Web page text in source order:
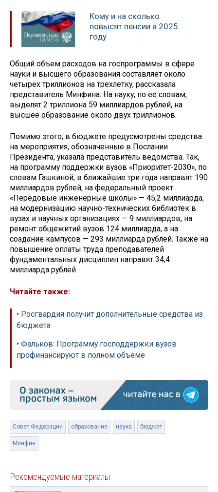
Кому и на сколько
повысят пенсии в 2025
году
Общий объем расходов на госпрограммы в сфере
науки и высшего образования составляет около
четырех триллионов на трехлетку, рассказала
представитель Минфина. На науку, по ее словам,
выделят 2 триллиона 59 миллиардов рублей, на
высшее образование около двух триллионов.
Помимо этого, в бюджете предусмотрены средства
на мероприятия, обозначенные в Послании
Президента, указала представитель ведомства. Так,
на программу поддержки вузов «Приоритет-2030», по
словам Гашкиной, в ближайшие три года направят 190
миллиардов рублей, на федеральный проект
«Передовые инженерные школы» — 45,2 миллиарда,
на модернизацию научно-технических библиотек в
вузах и научных организациях — 9 миллиардов, на
ремонт общежитий вузов 124 миллиарда, а на
создание кампусов — 293 миллиарда рублей. Также на
повышение оплаты труда преподавателей
фундаментальных дисциплин направят 34,4
миллиарда рублей.
Читайте также:
• Росгвардия получит дополнительные средства из
бюджета
• Фальков: Программу господдержки вузов
профинансируют в полном объеме
Совет Федерации образование наука бюджет
Минфин
Рекомендуемые материалы